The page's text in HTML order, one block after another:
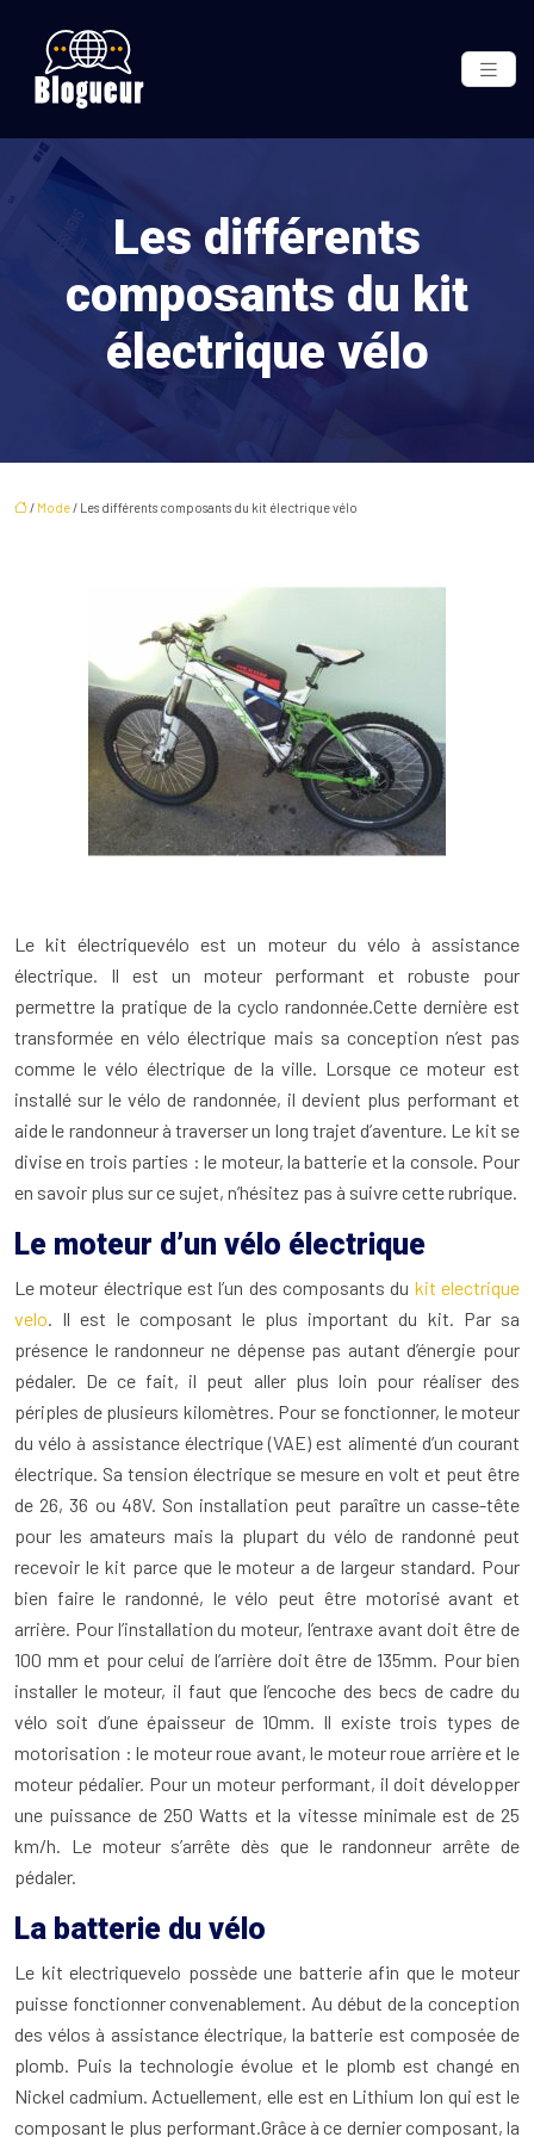
Les différents
composants du kit
électrique vélo
/ Mode/ Les différents composants du kit électrique vélo
Le kit électriquevélo est un moteur du vélo à assistance
électrique. Il est un moteur performant et robuste pour
permettre la pratique de la cyclo randonnée.Cette dernière est
transformée en vélo électrique mais sa conception n’est pas
comme le vélo électrique de la ville. Lorsque ce moteur est
installé sur le vélo de randonnée, il devient plus performant et
aide le randonneur à traverser un long trajet d’aventure. Le kit se
divise en trois parties : le moteur, la batterie et la console. Pour
en savoir plus sur ce sujet, n’hésitez pas à suivre cette rubrique.
Le moteur d’un vélo électrique
Le moteur électrique est l’un des composants du kit electrique
velo. Il est le composant le plus important du kit. Par sa
présence le randonneur ne dépense pas autant d’énergie pour
pédaler. De ce fait, il peut aller plus loin pour réaliser des
périples de plusieurs kilomètres. Pour se fonctionner, le moteur
du vélo à assistance électrique (VAE) est alimenté d’un courant
électrique. Sa tension électrique se mesure en volt et peut être
de 26, 36 ou 48V. Son installation peut paraître un casse-tête
pour les amateurs mais la plupart du vélo de randonné peut
recevoir le kit parce que le moteur a de largeur standard. Pour
bien faire le randonné, le vélo peut être motorisé avant et
arrière. Pour l’installation du moteur, l’entraxe avant doit être de
100 mm et pour celui de l’arrière doit être de 135mm. Pour bien
installer le moteur, il faut que l’encoche des becs de cadre du
vélo soit d’une épaisseur de 10mm. Il existe trois types de
motorisation : le moteur roue avant, le moteur roue arrière et le
moteur pédalier. Pour un moteur performant, il doit développer
une puissance de 250 Watts et la vitesse minimale est de 25
km/h. Le moteur s’arrête dès que le randonneur arrête de
pédaler.
La batterie du vélo
Le kit electriquevelo possède une batterie afin que le moteur
puisse fonctionner convenablement. Au début de la conception
des vélos à assistance électrique, la batterie est composée de
plomb. Puis la technologie évolue et le plomb est changé en
Nickel cadmium. Actuellement, elle est en Lithium Ion qui est le
composant le plus performant.Grâce à ce dernier composant, la